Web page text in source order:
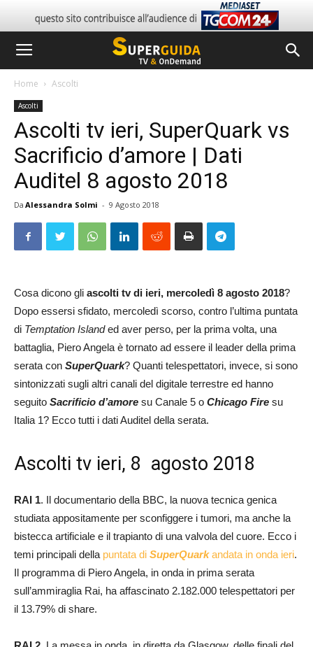
Home Ascolti
Ascolti
Ascolti tv ieri, SuperQuark vs
Sacrificio d’amore | Dati
Auditel 8 agosto 2018
Da Alessandra Solmi - 9 Agosto 2018
Cosa dicono gli ascolti tv di ieri, mercoledì 8 agosto 2018?
Dopo essersi sfidato, mercoledì scorso, contro l’ultima puntata
di Temptation Islanded aver perso, per la prima volta, una
battaglia, Piero Angela è tornato ad essere il leader della prima
serata con SuperQuark? Quanti telespettatori, invece, si sono
sintonizzati sugli altri canali del digitale terrestre ed hanno
seguito Sacrificio d’amore su Canale 5 o Chicago Fire su
Italia 1? Ecco tutti i dati Auditel della serata.
Ascolti tv ieri, 8 agosto 2018
RAI 1. Il documentario della BBC, la nuova tecnica genica
studiata appositamente per sconfiggere i tumori, ma anche la
bistecca artificiale e il trapianto di una valvola del cuore. Ecco i
temi principali della puntata di SuperQuark andata in onda ieri.
Il programma di Piero Angela, in onda in prima serata
sull’ammiraglia Rai, ha affascinato 2.182.000 telespettatori per
il 13.79% di share.